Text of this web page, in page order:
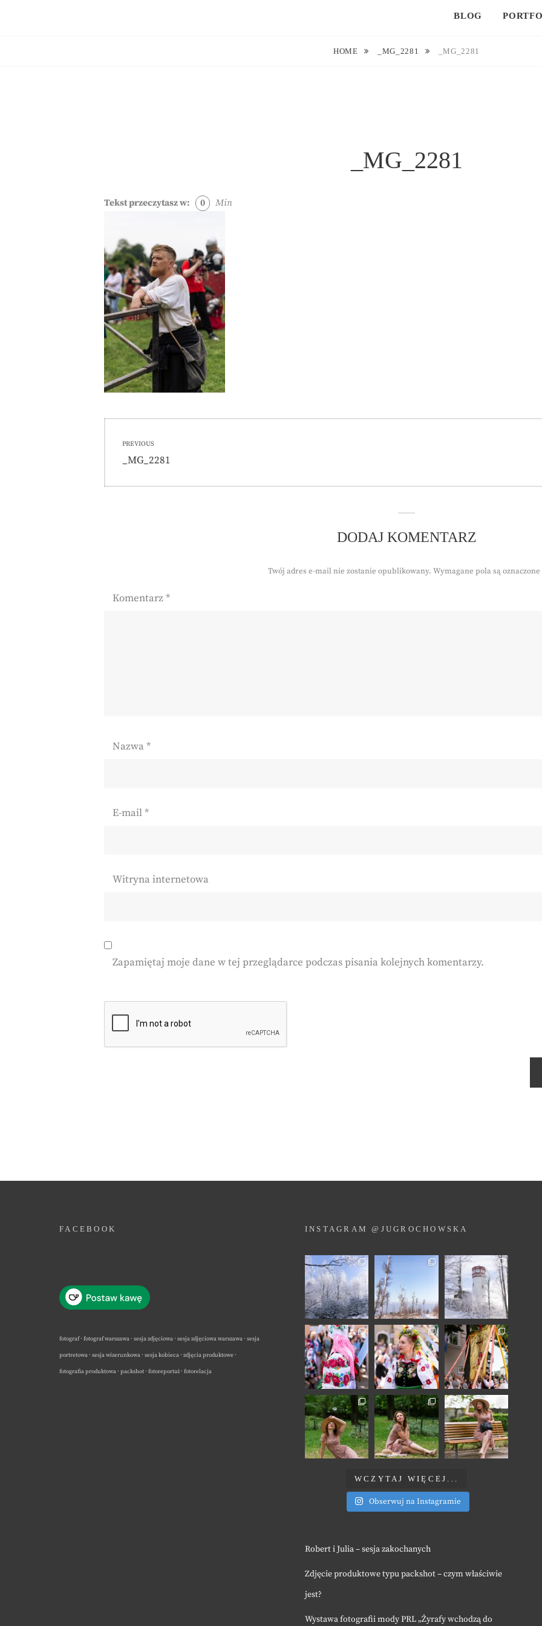
BLOG
HOME _MG_2281 _MG_2281
_MG_2281
Tekst przeczytasz w: 0 Min
wpisu
PREVIOUS
Previous
_MG_2281
DODAJ KOMENTARZ
Twój adres e-mail nie zostanie opublikowany. Wymagane pola są oznaczone
Komentarz*
Nazwa*
E-mail*
Witryna internetowa
Zapamiętaj moje dane w tej przeglądarce podczas pisania kolejnych komentarzy.
FACEBOOK
fotograf · fotograf warszawa · sesja zdjęciowa · sesja zdjęciowa warszawa · sesja
portretowa · sesja wizerunkowa · sesja kobieca · zdjęcia produktowe ·
fotografia produktowa · packshot · fotoreportaż · fotorelacja
INSTAGRAM @JUGROCHOWSKA
WCZYTAJ WIĘCEJ...
Obserwuj na Instagramie
Robert i Julia – sesja zakochanych
Zdjęcie produktowe typu packshot – czym właściwie
jest?
Wystawa fotografii mody PRL „Żyrafy wchodzą do